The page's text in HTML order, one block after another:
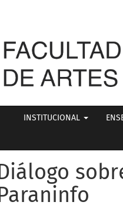
INSTITUCIONAL
Diálogo
Paraninfo